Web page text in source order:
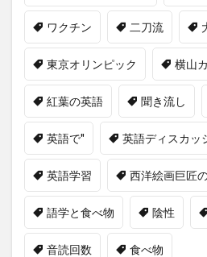
ワクチン 二刀流
東京オリンピック 横山
紅葉の英語 聞き流し
英語で" 英語ディスカッ
英語学習 西洋絵画巨匠
語学と食べ物 陰性
音読回数 食べ物